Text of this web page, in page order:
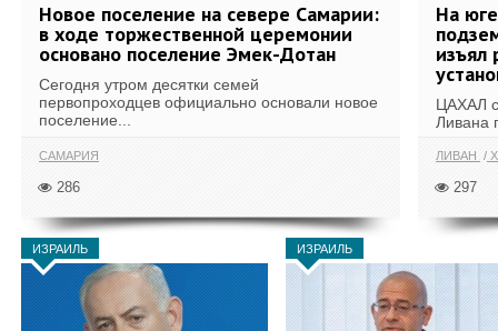
Новое поселение на севере Самарии:
в ходе торжественной церемонии
основано поселение Эмек-Дотан
Сегодня утром десятки семей
первопроходцев официально основали новое
поселение...
САМАРИЯ
286
На
изъял
ЦАХАЛ
Ливана
ЛИВАН
297
ИЗРАИЛЬ ИЗРАИЛЬ